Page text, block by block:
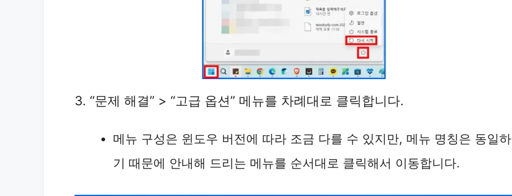
3. “문제 해결” > “고급 옵션” 메뉴를 차례대로 클릭합니다.
메뉴 구성은 윈도우 버전에 따라 조금 다를 수 있지만, 메뉴 명칭은 동일하
기 때문에 안내해 드리는 메뉴를 순서대로 클릭해서 이동합니다.